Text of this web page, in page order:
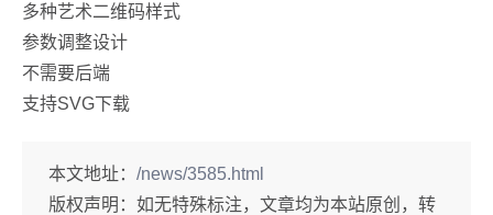
多种艺术二维码样式
参数调整设计
不需要后端
支持SVG下载
本文地址： /news/3585.html
版权声明： 如无特殊标注，文章均为本站原创，转